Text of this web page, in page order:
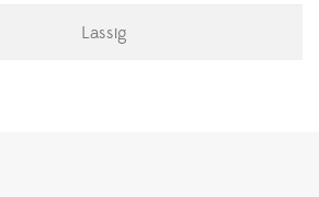
Lassig